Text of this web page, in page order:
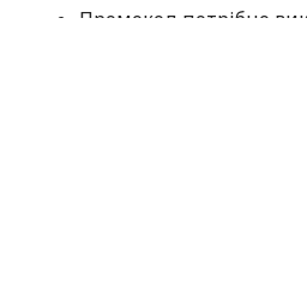
Промокод потрібно